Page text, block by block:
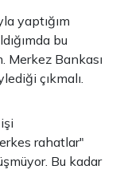
yaptığım
bu
Merkez Bankası
çıkmalı.
rahatlar"
Bu kadar